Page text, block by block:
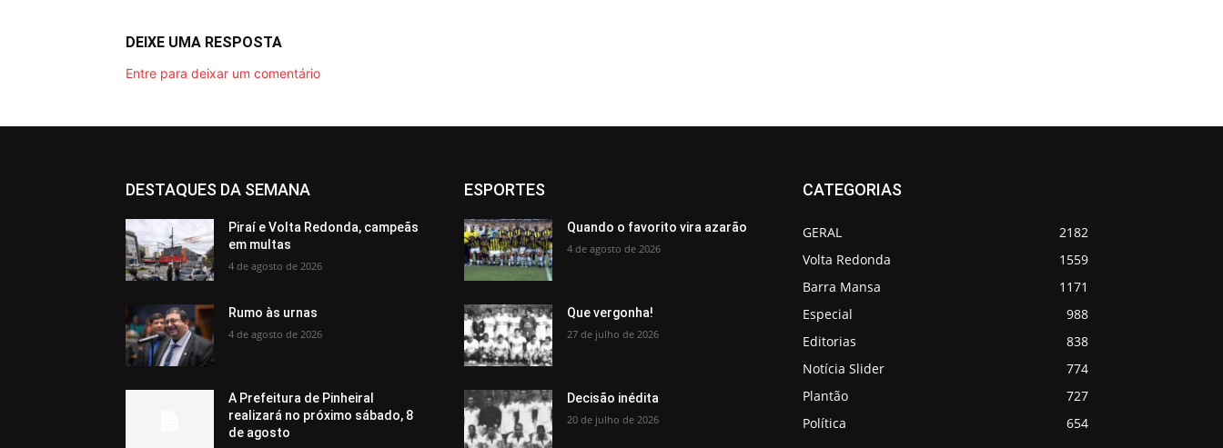
DEIXE UMA RESPOSTA
Entre para deixar um comentário
DESTAQUES DA SEMANA
Piraí e Volta Redonda, campeãs
em multas
4 de agosto de 2026
Rumo às urnas
4 de agosto de 2026
A Prefeitura de Pinheiral
realizará no próximo sábado, 8
de agosto
ESPORTES
Quando o favorito vira azarão
4 de agosto de 2026
Que vergonha!
27 de julho de 2026
Decisão inédita
20 de julho de 2026
CATEGORIAS
GERAL
2182
Volta Redonda
1559
Barra Mansa
1171
Especial
988
Editorias
838
Notícia Slider
774
Plantão
727
Política
654